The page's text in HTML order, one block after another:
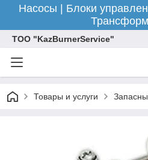
Насосы | Блоки
ТОО "KazBurnerService"
Товары и услуги